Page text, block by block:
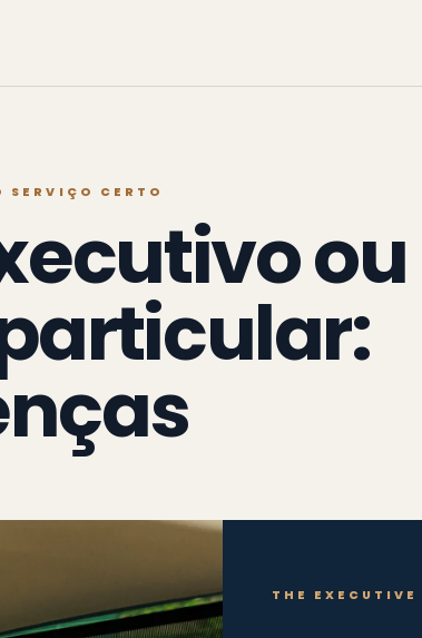
SERVIÇO CERTO
ou
THE EXECUTIVE